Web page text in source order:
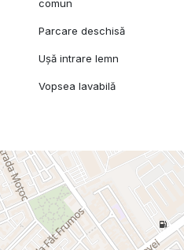
comun
Parcare deschisă
Ușă intrare lemn
Vopsea lavabilă